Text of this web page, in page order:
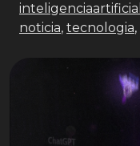
inteligenciaartificial
noticia, tecnologia,